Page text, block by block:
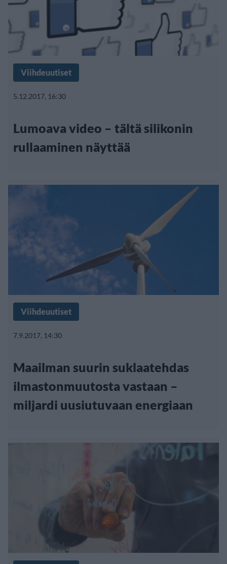
Viihdeuutiset
5.12.2017, 16:30
Lumoava video – tältä silikonin
rullaaminen näyttää
Viihdeuutiset
7.9.2017, 14:30
Maailman suurin suklaatehdas
ilmastonmuutosta vastaan –
miljardi uusiutuvaan energiaan